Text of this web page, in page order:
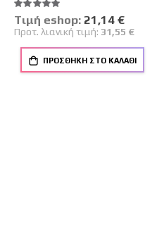
Βαθμολογία:
100%
Tιμή eshop: Ειδική
Τιμή
21,14 €
Προτ. λιανική τιμή: 31,55 €
ΠΡΟΣΘΉΚΗ ΣΤΟ ΚΑΛΆΘΙ